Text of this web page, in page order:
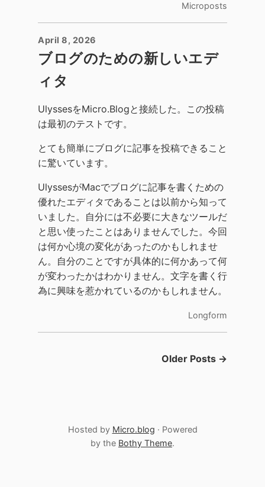
Microposts
April 8, 2026
ブログのための新しいエデ
ィタ
UlyssesをMicro.Blogと接続した。この投稿
は最初のテストです。
とても簡単にブログに記事を投稿できること
に驚いています。
UlyssesがMacでブログに記事を書くための
優れたエディタであることは以前から知って
いました。自分には不必要に大きなツールだ
と思い使ったことはありませんでした。今回
は何か心境の変化があったのかもしれませ
ん。自分のことですが具体的に何かあって何
が変わったかはわかりません。文字を書く行
為に興味を惹かれているのかもしれません。
Longform
Older Posts →
Hosted by Micro.blog · Powered
by the Bothy Theme.